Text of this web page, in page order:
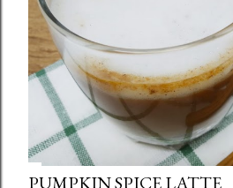
PUMPKIN SPICE LATTE